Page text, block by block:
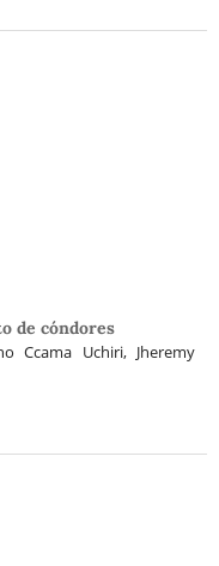
de cóndores
Ccama Uchiri, Jheremy